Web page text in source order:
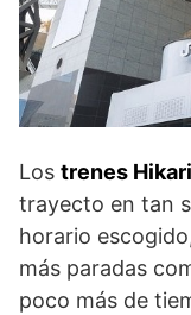
Los trenes
trayecto en tan
horario
más paradas
poco más de